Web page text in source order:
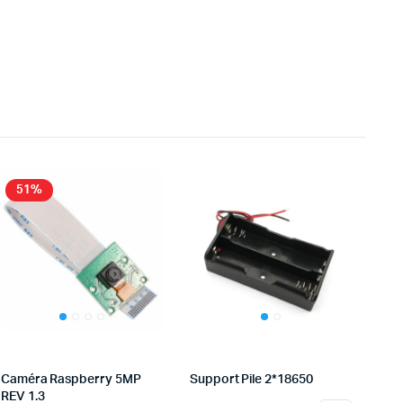
51%
Caméra Raspberry 5MP
REV 1.3
Support Pile 2*18650